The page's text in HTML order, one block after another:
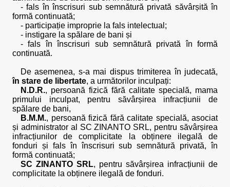
- fals în înscrisuri sub semnătură privată săvârșită în
formă continuată;
- participație improprie la fals intelectual;
- instigare la spălare de bani și
- fals în înscrisuri sub semnătură privată în formă
continuată.
De asemenea, s-a mai dispus trimiterea în judecată,
în stare de libertate, a următorilor inculpați:
N.D.R., persoană fizică fără calitate specială, mama
primului inculpat, pentru săvârșirea infracțiunii de
spălare de bani,
B.M.M., persoană fizică fără calitate specială, asociat
și administrator al SC ZINANTO SRL, pentru săvârșirea
infracțiunilor de complicitate la obținere ilegală de
fonduri și fals în înscrisuri sub semnătură privată, în
formă continuată;
SC ZINANTO SRL, pentru săvârșirea infracțiunii de
complicitate la obținere ilegală de fonduri.